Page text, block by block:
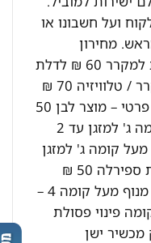
ועל חשבונו או
מחירון
לתוספות מיוחדות: פרוק דלתות למקרר 60 ₪ לדלת
תוספת קומה מעל קומה ג' למקרר / טלוויזיה 70 ₪
לקומה תוספת קומה בתוך בית פרטי – מוצר לבן 50
₪ לקומה תוספת קומה מעל קומה ג' למזגן עד 2
קומה ג' למזגן
מעל 2 כ"ס 70 ₪ לקומה מדרגות ספירלה 50 ₪
לקומה מנוף עד קומה 4 400 ₪ מנוף מעל קומה 4 –
100 ₪ לקומה פינוי פסולת
ישן